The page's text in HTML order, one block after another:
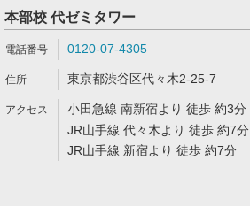
本部校 代ゼミタワー
0120-07-4305
東京都渋谷区代々木2-25-7
小田急線 南新宿より 徒歩 約3分
JR山手線 代々木より 徒歩 約7分
JR山手線 新宿より 徒歩 約7分